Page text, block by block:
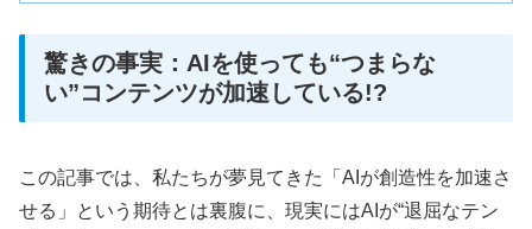
驚きの事実：AIを使っても“つまらな
い”コンテンツが加速している!?
この記事では、私たちが夢見てきた「AIが創造性を加速さ
せる」という期待とは裏腹に、現実にはAIが“退屈なテン